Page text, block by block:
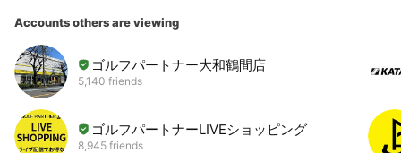
Accounts others are viewing
ゴルフパートナー大和鶴間店
5,140 friends
ゴルフパートナーLIVEショッピング
8,945 friends